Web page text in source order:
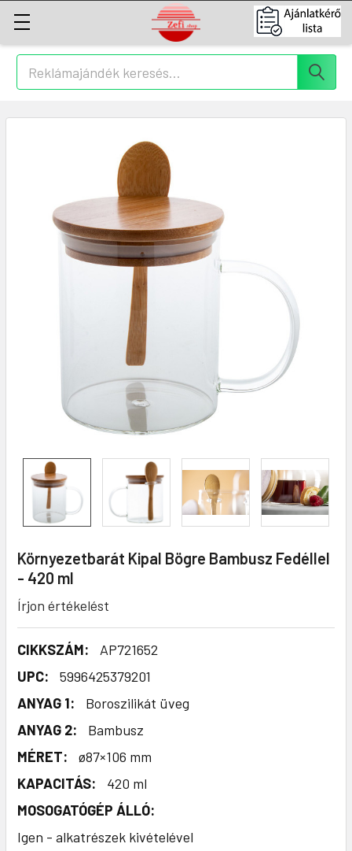
Keresés
Környezetbarát Kipal Bögre Bambusz Fedéllel
- 420 ml
Írjon értékelést
CIKKSZÁM:
AP721652
UPC:
5996425379201
ANYAG 1:
Boroszilikát üveg
ANYAG 2:
Bambusz
MÉRET:
ø87×106 mm
KAPACITÁS:
420 ml
MOSOGATÓGÉP ÁLLÓ:
Igen - alkatrészek kivételével